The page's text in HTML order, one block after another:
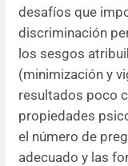
desafíos que
discriminación
los sesgos
(minimización y
resultados poco
propiedades
el número de
adecuado y las